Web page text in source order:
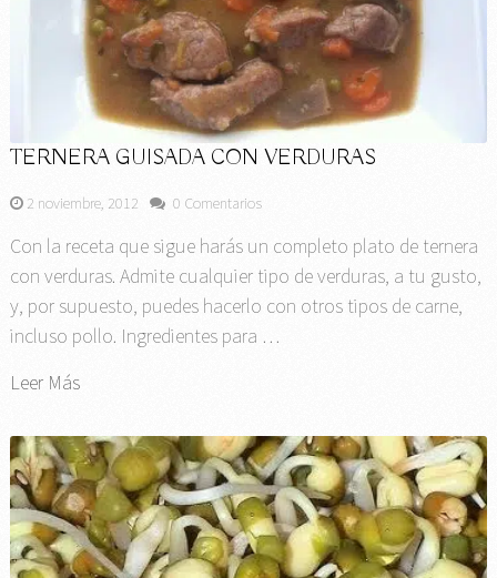
TERNERA GUISADA CON VERDURAS
2 noviembre, 2012 0 Comentarios
Con la receta que sigue harás un completo plato de ternera
con verduras. Admite cualquier tipo de verduras, a tu gusto,
y, por supuesto, puedes hacerlo con otros tipos de carne,
incluso pollo. Ingredientes para …
Leer Más